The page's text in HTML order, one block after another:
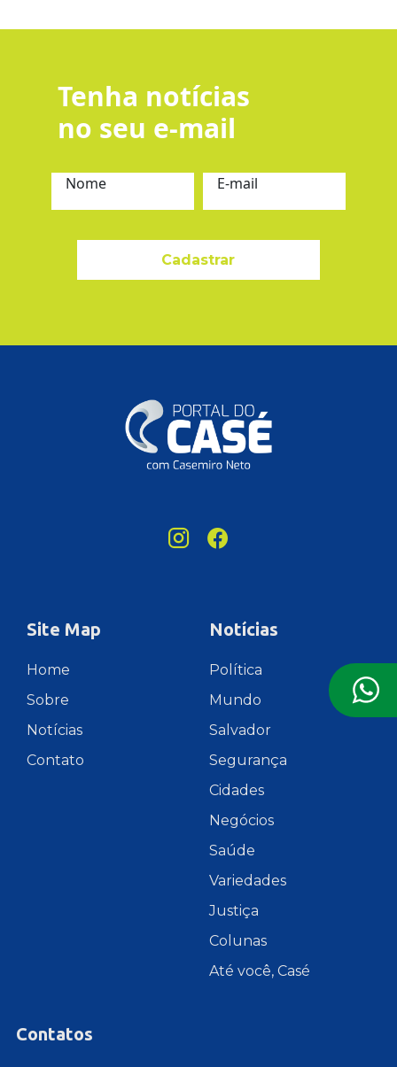
Tenha notícias
no seu e-mail
Nome E-mail
Cadastrar
Site Map
Home
Sobre
Notícias
Contato
Notícias
Política
Mundo
Salvador
Segurança
Cidades
Negócios
Saúde
Variedades
Justiça
Colunas
Até você, Casé
Contatos